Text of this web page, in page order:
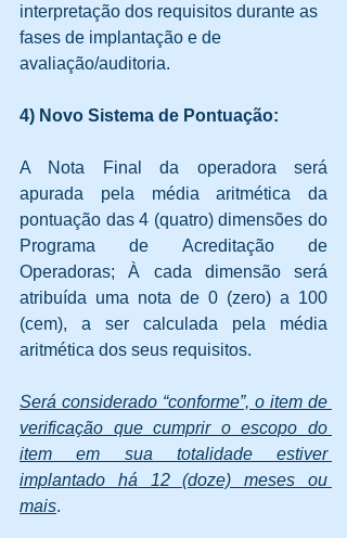
interpretação dos requisitos durante as
fases de implantação e de
avaliação/auditoria.
4) Novo Sistema de Pontuação:
A Nota Final da operadora será
apurada pela média aritmética da
pontuação das 4 (quatro) dimensões do
Programa de Acreditação de
Operadoras; À cada dimensão será
atribuída uma nota de 0 (zero) a 100
(cem), a ser calculada pela média
aritmética dos seus requisitos.
Será considerado “conforme”, o item de
verificação que cumprir o escopo do
item em sua totalidade estiver
implantado há 12 (doze) meses ou
mais.